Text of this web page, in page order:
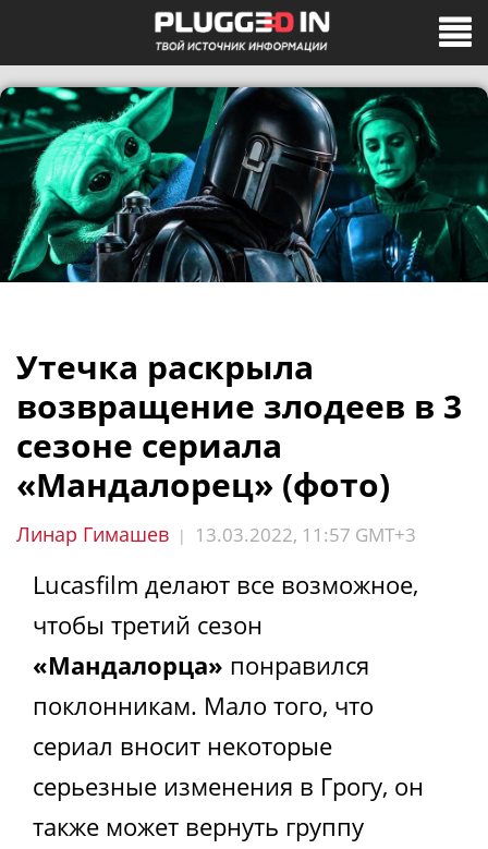
Утечка раскрыла
возвращение злодеев в 3
сезоне сериала
«Мандалорец» (фото)
Линар Гимашев | 13.03.2022, 11:57 GMT+3
Lucasfilm делают все возможное,
чтобы третий сезон
«Мандалорца» понравился
поклонникам. Мало того, что
сериал вносит некоторые
серьезные изменения в Грогу, он
также может вернуть группу